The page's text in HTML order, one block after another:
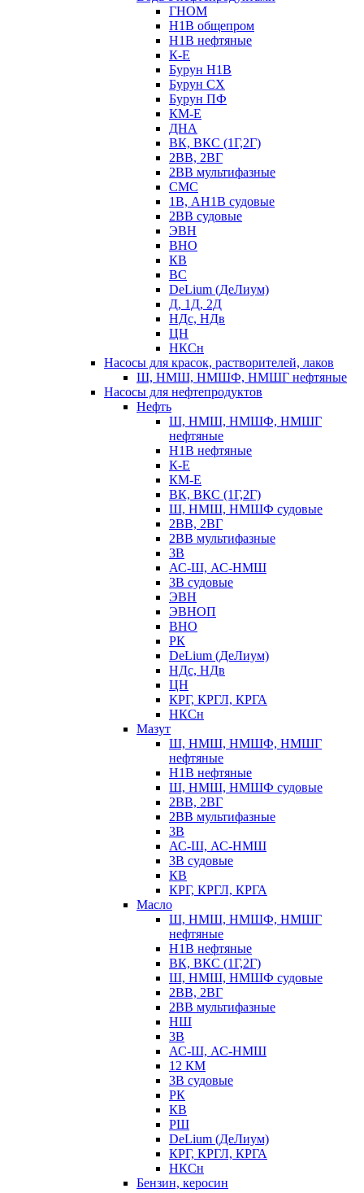
ГНОМ
Н1В общепром
Н1В нефтяные
К-Е
Бурун Н1В
Бурун СХ
Бурун ПФ
КМ-Е
ДНА
ВК, ВКС (1Г,2Г)
2ВВ, 2ВГ
2ВВ мультифазные
СМС
1В, АН1В судовые
2ВВ судовые
ЭВН
ВНО
КВ
ВС
DeLium (ДеЛиум)
Д, 1Д, 2Д
НДс, НДв
ЦН
НКСн
Насосы для красок, растворителей, лаков
Ш, НМШ, НМШФ, НМШГ нефтяные
Насосы для нефтепродуктов
Нефть
Ш, НМШ, НМШФ, НМШГ
нефтяные
Н1В нефтяные
К-Е
КМ-Е
ВК, ВКС (1Г,2Г)
Ш, НМШ, НМШФ судовые
2ВВ, 2ВГ
2ВВ мультифазные
3В
АС-Ш, АС-НМШ
3В судовые
ЭВН
ЭВНОП
ВНО
РК
DeLium (ДеЛиум)
НДс, НДв
ЦН
КРГ, КРГЛ, КРГА
НКСн
Мазут
Ш, НМШ, НМШФ, НМШГ
нефтяные
Н1В нефтяные
Ш, НМШ, НМШФ судовые
2ВВ, 2ВГ
2ВВ мультифазные
3В
АС-Ш, АС-НМШ
3В судовые
КВ
КРГ, КРГЛ, КРГА
Масло
Ш, НМШ, НМШФ, НМШГ
нефтяные
Н1В нефтяные
ВК, ВКС (1Г,2Г)
Ш, НМШ, НМШФ судовые
2ВВ, 2ВГ
2ВВ мультифазные
НШ
3В
АС-Ш, АС-НМШ
12 КМ
3В судовые
РК
КВ
РШ
DeLium (ДеЛиум)
КРГ, КРГЛ, КРГА
НКСн
Бензин, керосин